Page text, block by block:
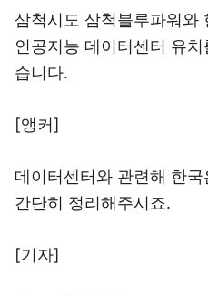
삼척시도 삼척블루파워와
인공지능 데이터센터 유
습니다.
[앵커]
데이터센터와 관련해 한
간단히 정리해주시죠.
[기자]